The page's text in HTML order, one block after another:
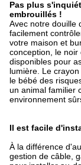
Pas plus
embrouillés !
Avec notre douille
facilement
votre maison et
conception, le
disponibles pour
lumière. Le
le bébé des
un animal familier
environnement
Il est facile
À la différence
gestion de câble,